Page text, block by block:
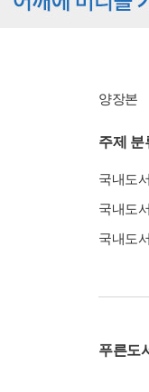
양장본
주제 분
국내도
국내도
국내도
푸른도